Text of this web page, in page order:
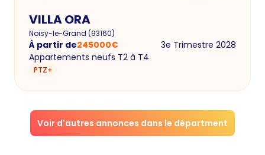
VILLA ORA
Noisy-le-Grand (93160)
À partir de245000€
3e Trimestre 2028
Appartements neufs T2 à T4
PTZ+
Voir d'autres annonces dans le départment